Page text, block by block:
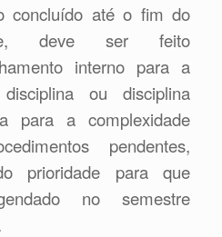
concluído até o fim do
deve ser feito
interno para a
ou disciplina
para a complexidade
pendentes,
prioridade para que
no semestre